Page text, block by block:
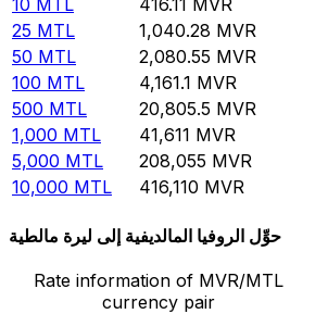
10 MTL 416.11 MVR
25 MTL 1,040.28 MVR
50 MTL 2,080.55 MVR
100 MTL 4,161.1 MVR
500 MTL 20,805.5 MVR
1,000 MTL 41,611 MVR
5,000 MTL 208,055 MVR
10,000 MTL 416,110 MVR
حوِّل الروفيا المالديفية إلى ليرة مالطية
Rate information of MVR/MTL
currency pair